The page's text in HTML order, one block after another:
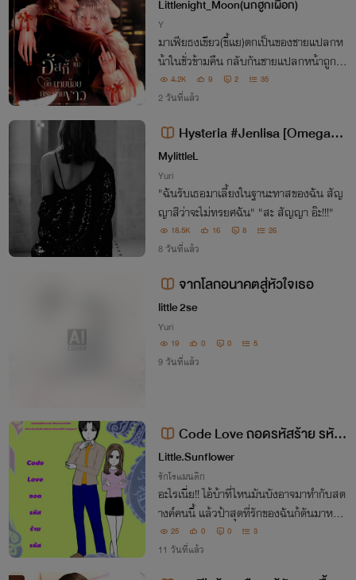
ว
Littlenight_Moon(นกฮูกเผือก)
Y
มาเฟียธงเขียว(ขี้เเย)ตกเป็นของชายแปลกห
น้าในชั่วข้ามคืน กลับกันชายแปลกหน้าถูกมั
ดมือชกให้แต่งงานเเละจดทะเบียนเป็นเมียขอ
งคุณชายใหญ่ของตระกูลเต่าดำอันทรงอิทธิ
4.2K 9 2 35
2 วันที่แล้ว
Hysteria #Jenlisa [Omegave
rse] nc 20+
MylittleL
Yuri
"ฉันรับเธอมาเลี้ยงในฐานะทาสของฉัน สัญ
ญาสิว่าจะไม่ทรยศฉัน" "สะ สัญญา อ๊ะ!!!"
18.5K 16 8 26
8 วันที่แล้ว
จากโลกอนาคตสู่หัวใจเธอ
little 2se
Yuri
19 0 0 5
9 วันที่แล้ว
Code Love ถอดรหัสร้าย รหัส
รัก
Little.Sunflower
รักโรแมนติก
อะไรเนี่ย!! ไอ้บ้าที่ไหนมันบังอาจมาทำกับสต
างค์คนนี้ แล้วป้าสุดที่รักของฉันก้ดันมาหาย
ตัวไปอีก เรื่องวุ่นวายพวกนี้มันคืออะไรกัน ไ
ม่ว่าอะไรจะเกิดขึ้น ฉันต้องรู้ให้ได้!!
25 0 0 3
11 วันที่แล้ว